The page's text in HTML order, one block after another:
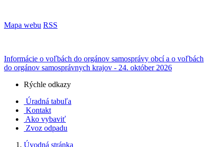
Mapa webu RSS
Informácie o voľbách do orgánov samosprávy obcí a o voľbách
do orgánov samosprávnych krajov - 24. október 2026
Rýchle odkazy
Úradná tabuľa
Kontakt
Ako vybaviť
Zvoz odpadu
Úvodná stránka